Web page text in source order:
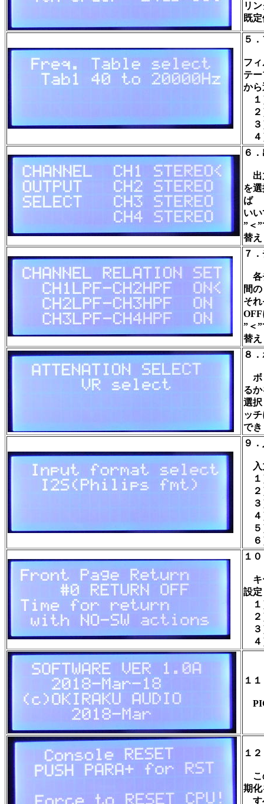
リ
既
５
フ
テ
か
１
２
３
４
６
出
を
ば
い
”＜
替
７
各
間の
そ
”＜
替
８
ボ
る
選
ッ
で
９
入
１
２
３
４
５
６
１
キ
設
１
２
３
４
１
１
こ
期
す